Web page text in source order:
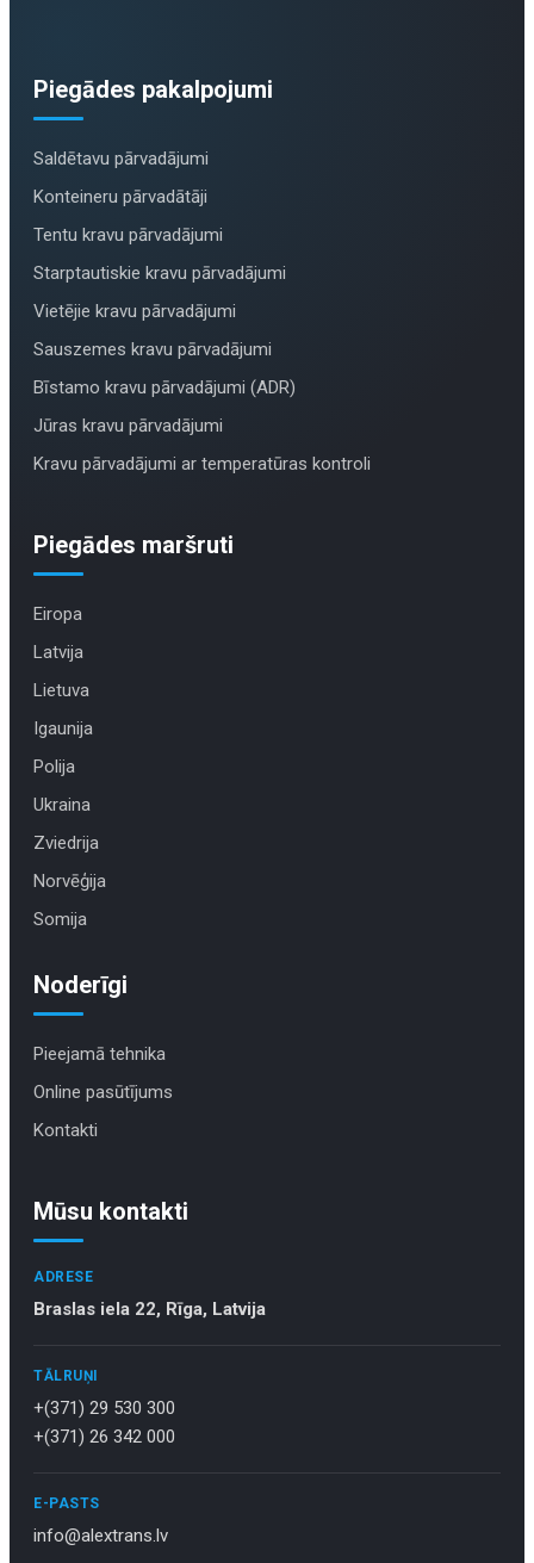
Piegādes pakalpojumi
Saldētavu pārvadājumi
Konteineru pārvadātāji
Tentu kravu pārvadājumi
Starptautiskie kravu pārvadājumi
Vietējie kravu pārvadājumi
Sauszemes kravu pārvadājumi
Bīstamo kravu pārvadājumi (ADR)
Jūras kravu pārvadājumi
Kravu pārvadājumi ar temperatūras kontroli
Piegādes maršruti
Eiropa
Latvija
Lietuva
Igaunija
Polija
Ukraina
Zviedrija
Norvēģija
Somija
Noderīgi
Pieejamā tehnika
Online pasūtījums
Kontakti
Mūsu kontakti
ADRESE
Braslas iela 22, Rīga, Latvija
TĀLRUŅI
+(371) 29 530 300
+(371) 26 342 000
E-PASTS
info@alextrans.lv